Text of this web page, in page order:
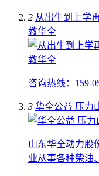
2 从出生到上学
教华全
咨询热线：159-
3 华全公益 压力
山东华全动力股
业从事各种柴油